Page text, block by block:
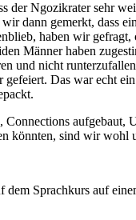
Ngozikrater sehr
dann gemerkt, dass
haben wir
Männer haben
und nicht
Das war echt
könnten, sind wir wohl
Sprachkurs auf